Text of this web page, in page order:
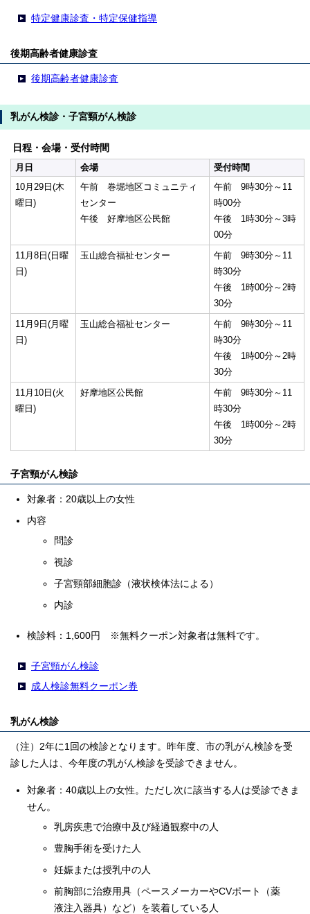
特定健康診査・特定保健指導
後期高齢者健康診査
後期高齢者健康診査
乳がん検診・子宮頸がん検診
日程・会場・受付時間
月日
会場
受付時間
10月29日(木
曜日)
午前 巻堀地区コミュニティ
センター
午後 好摩地区公民館
午前 9時30分～11
時00分
午後 1時30分～3時
00分
11月8日(日曜
日)
玉山総合福祉センター
午前 9時30分～11
時30分
午後 1時00分～2時
30分
11月9日(月曜
日)
玉山総合福祉センター
午前 9時30分～11
時30分
午後 1時00分～2時
30分
11月10日(火
曜日)
好摩地区公民館
午前 9時30分～11
時30分
午後 1時00分～2時
30分
子宮頸がん検診
対象者：20歳以上の女性
内容
問診
視診
子宮頸部細胞診（液状検体法による）
内診
検診料：1,600円 ※無料クーポン対象者は無料です。
子宮頸がん検診
成人検診無料クーポン券
乳がん検診
（注）2年に1回の検診となります。昨年度、市の乳がん検診を受
診した人は、今年度の乳がん検診を受診できません。
対象者：40歳以上の女性。ただし次に該当する人は受診できま
せん。
乳房疾患で治療中及び経過観察中の人
豊胸手術を受けた人
妊娠または授乳中の人
前胸部に治療用具（ペースメーカーやCVポート（薬
液注入器具）など）を装着している人